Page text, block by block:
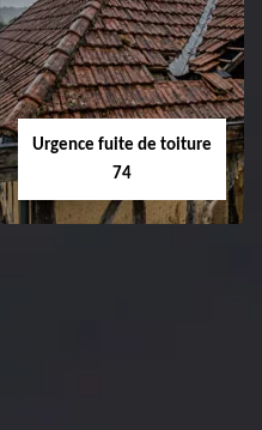
Urgence fuite de toiture
74